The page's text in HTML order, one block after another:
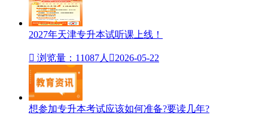
2027年天津专升本试听课上线！
 浏览量：11087人 2026-05-22
想参加专升本考试应该如何准备?要读几年?